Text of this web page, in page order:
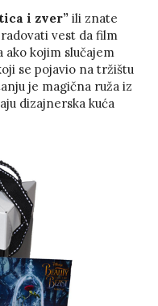
i zver” ili znate
vest da film
ako kojim slučajem
se pojavio na tržištu
je magična ruža iz
dizajnerska kuća